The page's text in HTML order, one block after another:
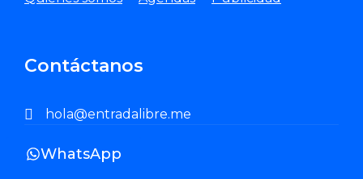
Contáctanos
hola@entradalibre.me
WhatsApp